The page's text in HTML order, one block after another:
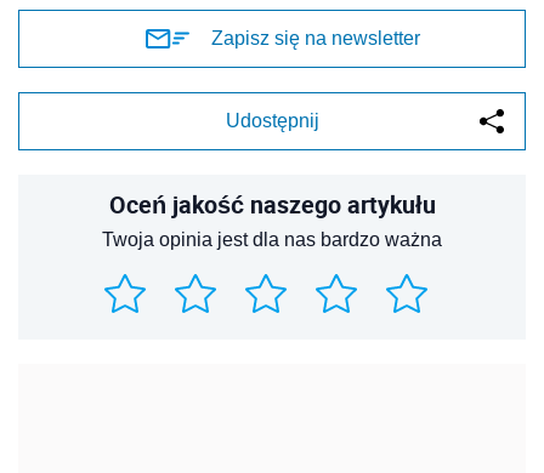
Zapisz się na newsletter
Udostępnij
Oceń jakość naszego artykułu
Twoja opinia jest dla nas bardzo ważna